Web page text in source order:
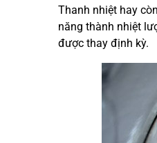
Thanh nhiệt hay
năng thành nhiệt
được thay định kỳ.